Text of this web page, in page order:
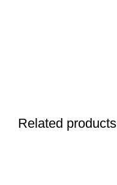
Related products